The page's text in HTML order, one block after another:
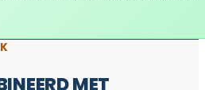
MET